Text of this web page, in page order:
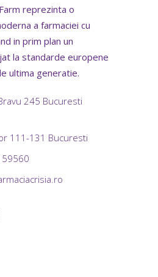
reprezinta o
a farmaciei cu
in prim plan un
la standarde europene
ultima generatie.
245 Bucuresti
111-131 Bucuresti